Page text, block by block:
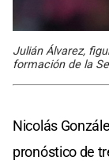
Julián Álvarez,
formación de la
Nicolás
pronóstico de